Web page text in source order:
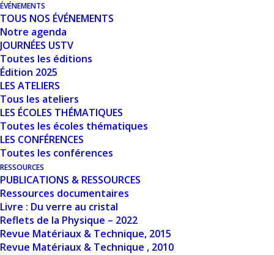
ÉVÉNEMENTS
TOUS NOS ÉVÉNEMENTS
Notre agenda
JOURNÉES USTV
Toutes les éditions
Édition 2025
LES ATELIERS
Tous les ateliers
LES ÉCOLES THÉMATIQUES
Toutes les écoles thématiques
LES CONFÉRENCES
Toutes les conférences
RESSOURCES
PUBLICATIONS & RESSOURCES
Ressources documentaires
Livre : Du verre au cristal
Reflets de la Physique – 2022
Revue Matériaux & Technique, 2015
Revue Matériaux & Technique , 2010
Nombre de fichiers
Date de création
Dernière mise à jour
LUMINESCENCE
DES IONS DE
TERRES RARES - A.-
M. JURDYC